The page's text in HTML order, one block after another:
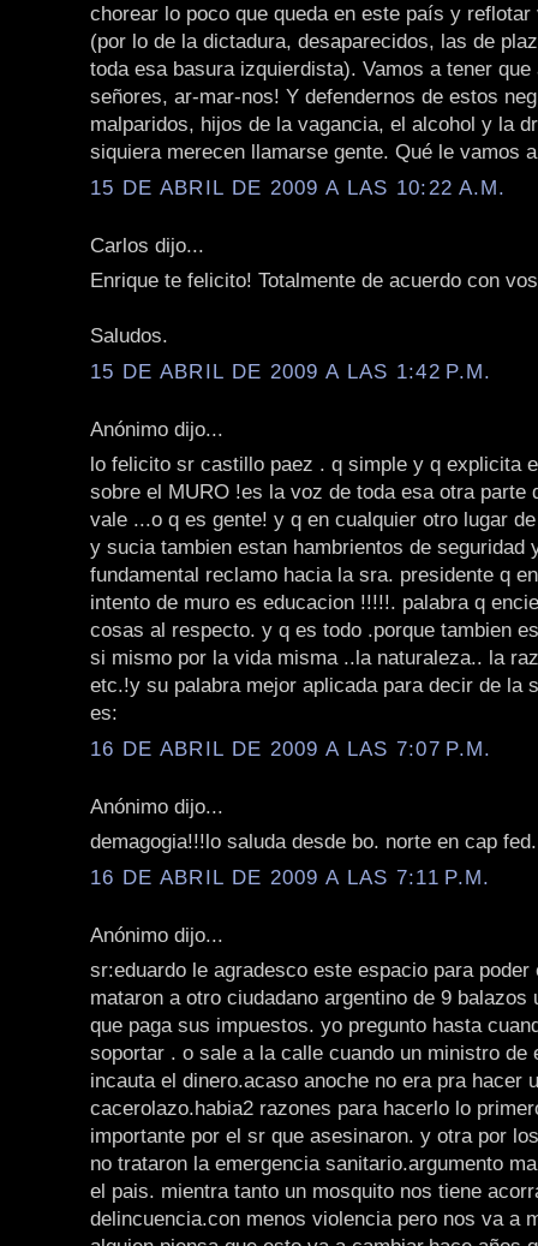
chorear lo poco que queda en este país y
(por lo de la dictadura, desaparecidos, las de
toda esa basura izquierdista). Vamos a tener que
señores, ar-mar-nos! Y defendernos de estos
malparidos, hijos de la vagancia, el alcohol y la
siquiera merecen llamarse gente. Qué le vamos
15 DE ABRIL DE 2009 A LAS 10:22 A.M.
Carlos dijo...
Enrique te felicito! Totalmente de acuerdo con
Saludos.
15 DE ABRIL DE 2009 A LAS 1:42 P.M.
Anónimo dijo...
lo felicito sr castillo paez . q simple y q explicita
sobre el MURO !es la voz de toda esa otra parte
vale ...o q es gente! y q en cualquier otro lugar
y sucia tambien estan hambrientos de seguridad
fundamental reclamo hacia la sra. presidente q
intento de muro es educacion !!!!!. palabra q
cosas al respecto. y q es todo .porque tambien
si mismo por la vida misma ..la naturaleza.. la
etc.!y su palabra mejor aplicada para decir de la
es:
16 DE ABRIL DE 2009 A LAS 7:07 P.M.
Anónimo dijo...
demagogia!!!lo saluda desde bo. norte en cap
16 DE ABRIL DE 2009 A LAS 7:11 P.M.
Anónimo dijo...
sr:eduardo le agradesco este espacio para poder
mataron a otro ciudadano argentino de 9 balazos
que paga sus impuestos. yo pregunto hasta
soportar . o sale a la calle cuando un ministro de
incauta el dinero.acaso anoche no era pra hacer
cacerolazo.habia2 razones para hacerlo lo
importante por el sr que asesinaron. y otra por
no trataron la emergencia sanitario.argumento
el pais. mientra tanto un mosquito nos tiene
delincuencia.con menos violencia pero nos va a